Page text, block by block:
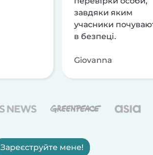
завдяки яким
учасники
в безпеці.
Giovanna
Зареєструйте мене!